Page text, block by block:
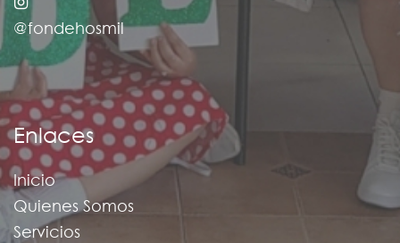
@fondehosmil
Enlaces
Inicio
Quienes Somos
Servicios